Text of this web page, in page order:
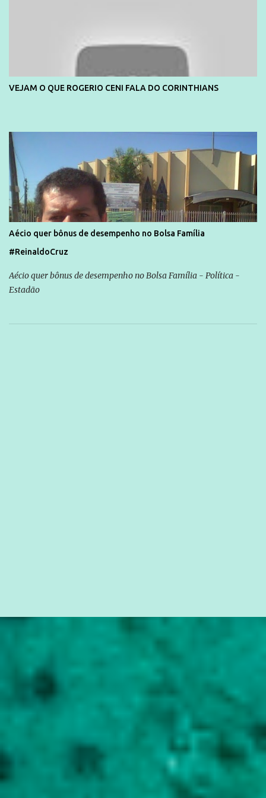
VEJAM O QUE ROGERIO CENI FALA DO CORINTHIANS
Aécio quer bônus de desempenho no Bolsa Família
#ReinaldoCruz
Aécio quer bônus de desempenho no Bolsa Família - Política -
Estadão